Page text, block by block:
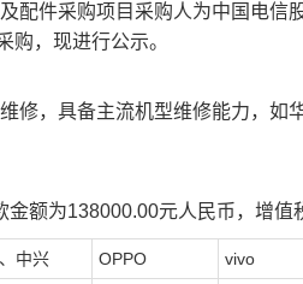
配件采购项目 采购人为中国电信
购，现进行公示。
，具备主流机型维修能力，如
额为138000.00元人民币，增值
中兴 OPPO vivo